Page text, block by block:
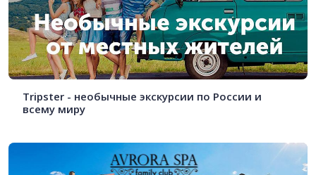
Tripster - необычные экскурсии по России и
всему миру